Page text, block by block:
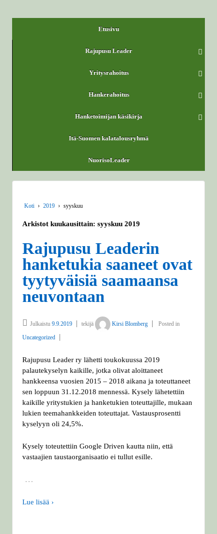
Etusivu
Rajupusu Leader
Yritysrahoitus
Hankerahoitus
Hanketoimijan käsikirja
Itä-Suomen kalatalousryhmä
NuorisoLeader
Koti › 2019 › syyskuu
Arkistot kuukausittain: syyskuu 2019
Rajupusu Leaderin
hanketukia saaneet ovat
tyytyväisiä saamaansa
neuvontaan
Julkaistu 9.9.2019 tekijä Kirsi Blomberg Posted in
Uncategorized
Rajupusu Leader ry lähetti toukokuussa 2019
palautekyselyn kaikille, jotka olivat aloittaneet
hankkeensa vuosien 2015 – 2018 aikana ja toteuttaneet
sen loppuun 31.12.2018 mennessä. Kysely lähetettiin
kaikille yritystukien ja hanketukien toteuttajille, mukaan
lukien teemahankkeiden toteuttajat. Vastausprosentti
kyselyyn oli 24,5%.
Kysely toteutettiin Google Driven kautta niin, että
vastaajien taustaorganisaatio ei tullut esille.
…
Lue lisää ›